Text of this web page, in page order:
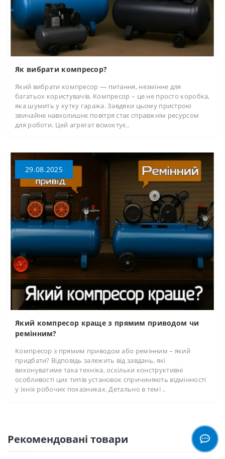
Як вибрати компресор?
Який вибрати компресор — питання, незмінне для
багатьох користувачів. Компресор – це не просто коробка,
яка шумить у кутку гаража. Завдяки цьому пристрою
звичайне навколишнє повітря стає справжнім ресурсом
для роботи. Цей агрегат всмоктує..
29.08.2025
Який компресор краще з прямим приводом чи
ремінним?
Компресор з прямим приводом або ремінним – який
придбати? Відповідь залежить від завдань, які
виконуватиме така техніка, оскільки конструктивні
особливості цих типів установок спричиняють відмінності
у їхніх робочих показниках. Детально в темі ..
Рекомендовані товари